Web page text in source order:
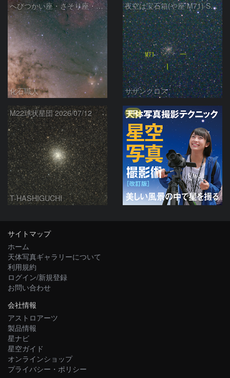
へびつかい座・さそり座・いて座と天の川
化石職人
夜空は宝石箱(や座 M71) Seestar50
サザンクロス
M22球状星団 2026/07/12
T-HASHIGUCHI
PR
サイトマップ
ホーム
天体写真ギャラリーについて
利用規約
ログイン/新規登録
お問い合わせ
会社情報
アストロアーツ
製品情報
星ナビ
星空ガイド
オンラインショップ
プライバシー・ポリシー